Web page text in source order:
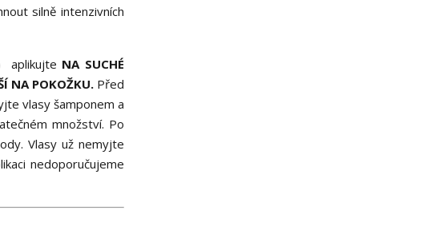
silně intenzivních
aplikujte NA SUCHÉ
NA POKOŽKU.Před
vlasy šamponem a
množství. Po
Vlasy už nemyjte
nedoporučujeme